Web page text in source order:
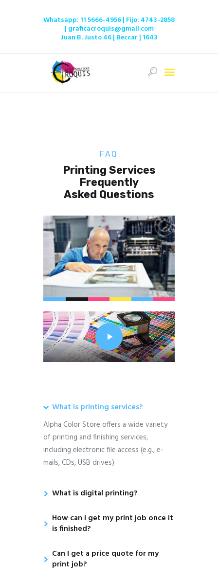
Whatsapp: 11 5666-4956| Fijo: 4743-2858
| graficacroquis@gmail.com
Juan B. Justo 46 | Beccar | 1643
Inicio
Ofertas
FAQ
Printing Services
Frequently
Asked Questions
What is printing services?
Alpha Color Store offers a wide variety
of printing and finishing services,
including electronic file access (e.g., e-
mails, CDs, USB drives)
What is digital printing?
How can I get my print job once it
is finished?
Can I get a price quote for my
print job?